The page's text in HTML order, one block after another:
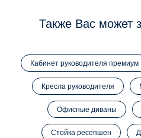
Также Вас может
Кабинет руководителя премиум
Кресла руководителя
Офисные диваны
Стойка ресепшен